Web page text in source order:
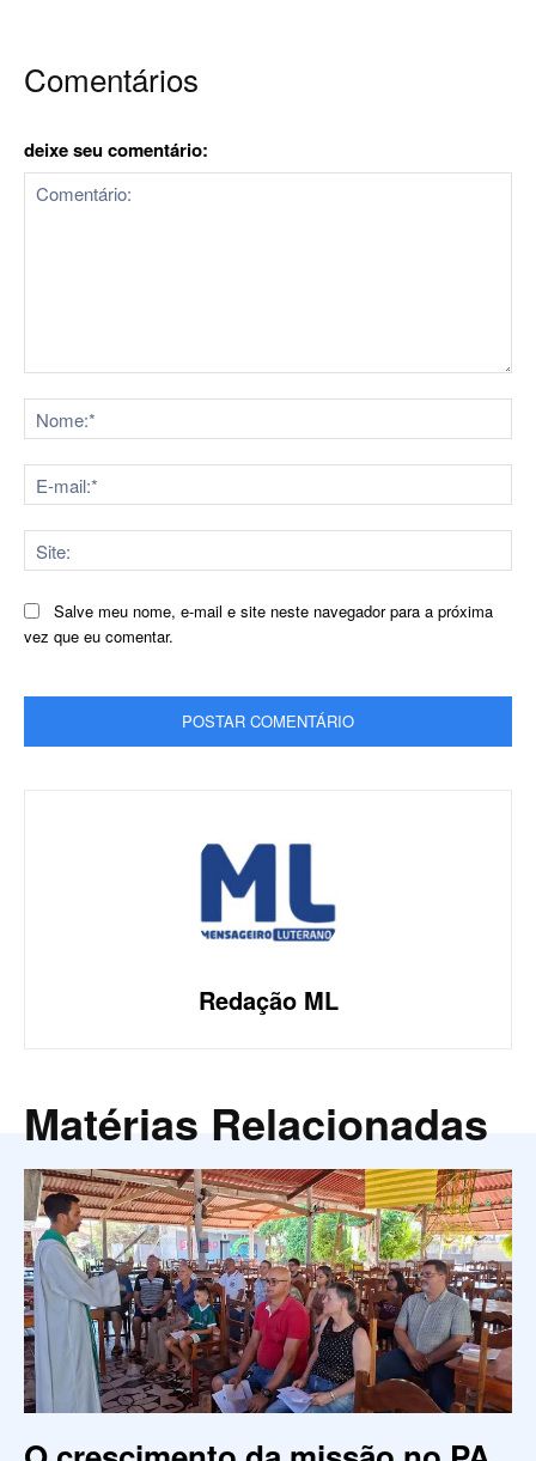
Comentários
deixe seu comentário:
Salve meu nome, e-mail e site neste navegador para a próxima
vez que eu comentar.
Redação ML
Matérias Relacionadas